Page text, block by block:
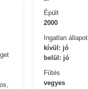
Épült
2000
Ingatlan állapot
kívül: jó
belül: jó
Fűtés
vegyes